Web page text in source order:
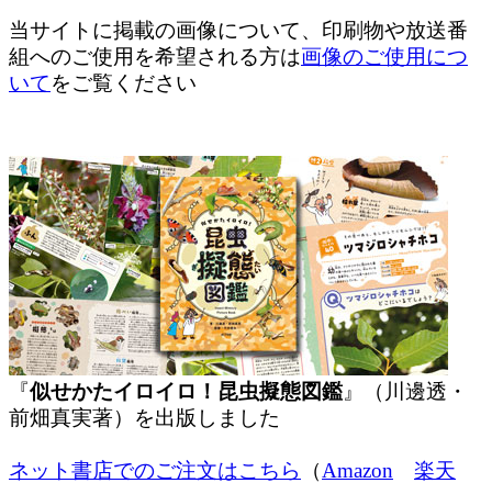
当サイトに掲載の画像について、印刷物や放送番
組へのご使用を希望される方は画像のご使用につ
いてをご覧ください
『似せかたイロイロ！昆虫擬態図鑑 』（川邊透・
前畑真実著）を出版しました
ネット書店でのご注文はこちら （Amazon
楽天